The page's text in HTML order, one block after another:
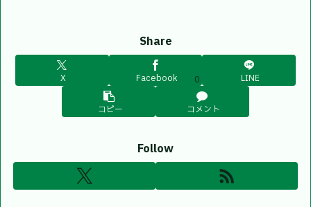
Share
X Facebook 0 LINE
コピー コメント
Follow